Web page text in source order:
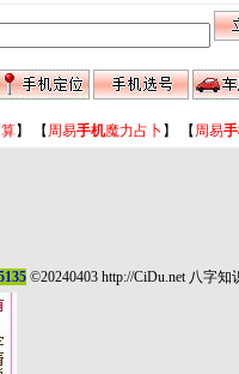
】 【 周易手机魔力占卜 】 【 周易
©20240403 http://CiDu.net 八字知